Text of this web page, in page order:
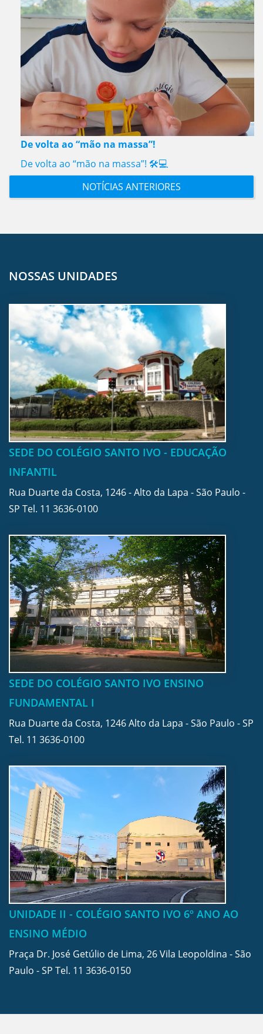
De volta ao “mão na massa”!
De volta ao “mão na massa”! 🛠️💻
NOTÍCIAS ANTERIORES
NOSSAS UNIDADES
SEDE DO COLÉGIO SANTO IVO - EDUCAÇÃO
INFANTIL
Rua Duarte da Costa, 1246 - Alto da Lapa - São Paulo -
SP Tel. 11 3636-0100
SEDE DO COLÉGIO SANTO IVO ENSINO
FUNDAMENTAL I
Rua Duarte da Costa, 1246 Alto da Lapa - São Paulo - SP
Tel. 11 3636-0100
UNIDADE II - COLÉGIO SANTO IVO 6º ANO AO
ENSINO MÉDIO
Praça Dr. José Getúlio de Lima, 26 Vila Leopoldina - São
Paulo - SP Tel. 11 3636-0150